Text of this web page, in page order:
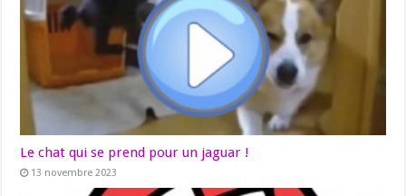
Le chat qui se prend pour un jaguar !
13 novembre 2023